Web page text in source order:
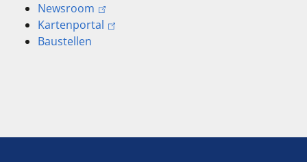
Newsroom
Kartenportal
Baustellen